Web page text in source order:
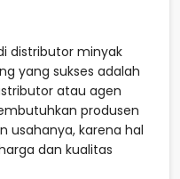
distributor minyak
yang sukses adalah
atau agen
produsen
usahanya, karena hal
dan kualitas